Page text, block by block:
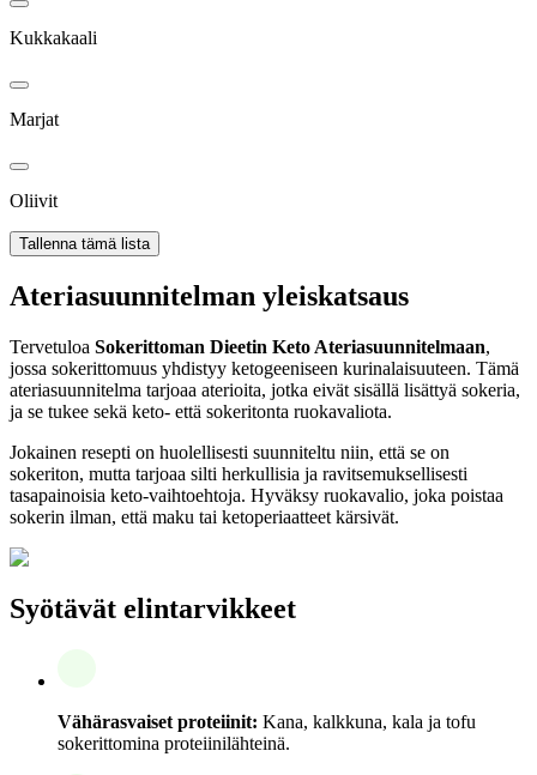
Kukkakaali
Marjat
Oliivit
Tallenna tämä lista
Ateriasuunnitelman yleiskatsaus
Tervetuloa Sokerittoman Dieetin Keto Ateriasuunnitelmaan,
jossa sokerittomuus yhdistyy ketogeeniseen kurinalaisuuteen. Tämä
ateriasuunnitelma tarjoaa aterioita, jotka eivät sisällä lisättyä sokeria,
ja se tukee sekä keto- että sokeritonta ruokavaliota.
Jokainen resepti on huolellisesti suunniteltu niin, että se on
sokeriton, mutta tarjoaa silti herkullisia ja ravitsemuksellisesti
tasapainoisia keto-vaihtoehtoja. Hyväksy ruokavalio, joka poistaa
sokerin ilman, että maku tai ketoperiaatteet kärsivät.
Syötävät elintarvikkeet
Vähärasvaiset proteiinit: Kana, kalkkuna, kala ja tofu
sokerittomina proteiinilähteinä.